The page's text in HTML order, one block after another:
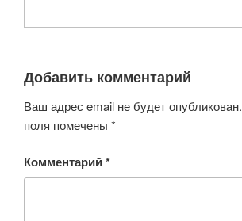
Добавить комментарий
Ваш адрес email не будет опубликован.
поля помечены *
Комментарий*